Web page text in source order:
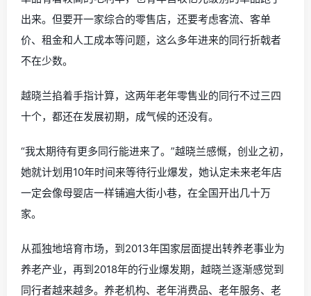
出来。但要开一家综合的零售店，还要考虑客流、客单
价、租金和人工成本等问题，这么多年进来的同行折戟者
不在少数。
越晓兰掐着手指计算，这两年老年零售业的同行不过三四
十个，都还在发展初期，成气候的还没有。
“我太期待有更多同行能进来了。”越晓兰感慨，创业之初，
她就计划用10年时间来等待行业爆发，她认定未来老年店
一定会像母婴店一样铺遍大街小巷，在全国开出几十万
家。
从孤独地培育市场，到2013年国家层面提出转养老事业为
养老产业，再到2018年的行业爆发期，越晓兰逐渐感觉到
同行者越来越多。养老机构、老年消费品、老年服务、老